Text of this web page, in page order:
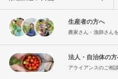
生産者の方へ
農家さん・漁師さん
法人・自治体の
アライアンスのご相